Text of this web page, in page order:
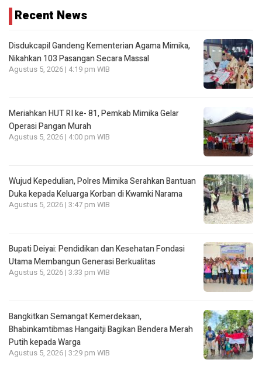
Recent News
Disdukcapil Gandeng Kementerian Agama Mimika,
Nikahkan 103 Pasangan Secara Massal
Agustus 5, 2026 | 4:19 pm WIB
Meriahkan HUT RI ke- 81, Pemkab Mimika Gelar
Operasi Pangan Murah
Agustus 5, 2026 | 4:00 pm WIB
Wujud Kepedulian, Polres Mimika Serahkan Bantuan
Duka kepada Keluarga Korban di Kwamki Narama
Agustus 5, 2026 | 3:47 pm WIB
Bupati Deiyai: Pendidikan dan Kesehatan Fondasi
Utama Membangun Generasi Berkualitas
Agustus 5, 2026 | 3:33 pm WIB
Bangkitkan Semangat Kemerdekaan,
Bhabinkamtibmas Hangaitji Bagikan Bendera Merah
Putih kepada Warga
Agustus 5, 2026 | 3:29 pm WIB